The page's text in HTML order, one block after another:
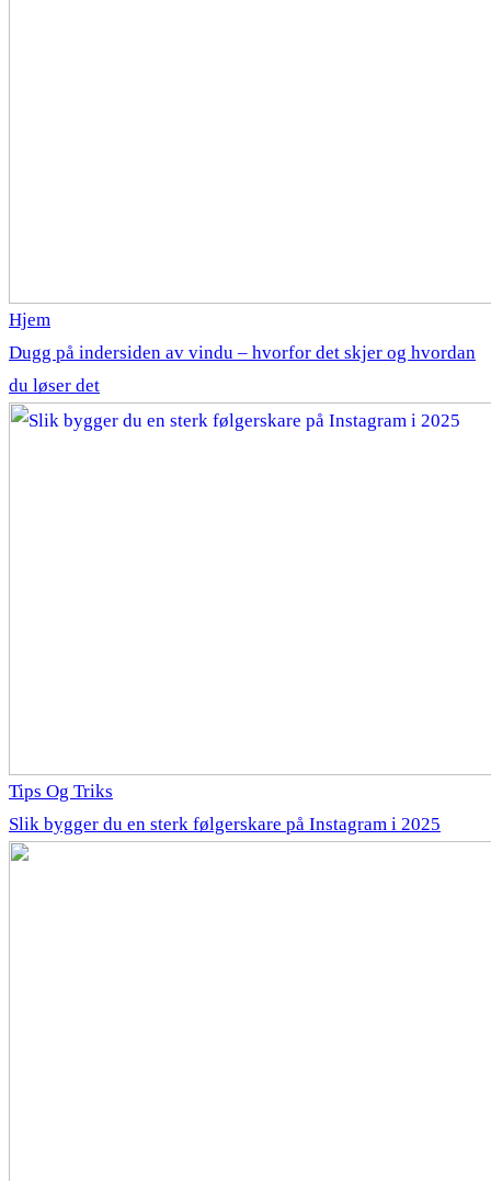
Hjem
Dugg på indersiden av vindu – hvorfor det skjer og hvordan
du løser det
Tips Og Triks
Slik bygger du en sterk følgerskare på Instagram i 2025